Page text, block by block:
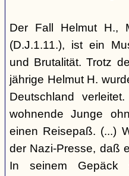
Der Fall Helmut H.,
(D.J.1.11.), ist ein
und Brutalität. Trotz
jährige Helmut H.
Deutschland
wohnende Junge
einen Reisepaß. (...)
der Nazi-Presse, daß
In seinem Gepäck